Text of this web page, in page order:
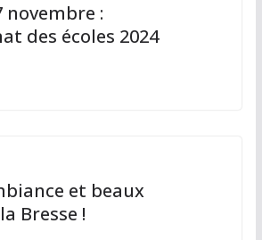
novembre :
des écoles 2024
et beaux
Bresse !